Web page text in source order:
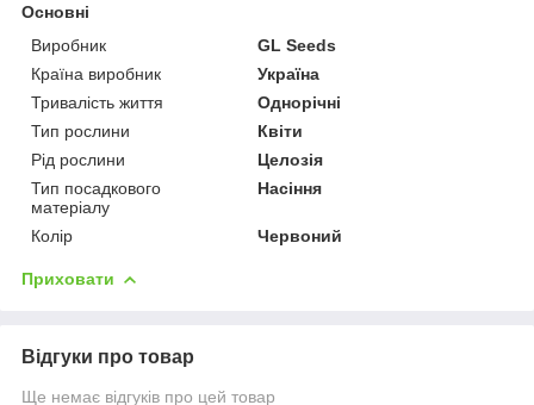
Основні
Виробник
GL Seeds
Країна виробник
Україна
Тривалість життя
Однорічні
Тип рослини
Квіти
Рід рослини
Целозія
Тип посадкового
матеріалу
Насіння
Колір Червоний
Приховати
Відгуки про товар
Ще немає відгуків про цей товар